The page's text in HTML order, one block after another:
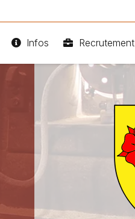
Infos Recrutement